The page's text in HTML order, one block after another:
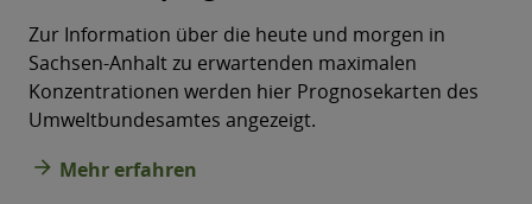
Zur Information über die heute und morgen in
Sachsen-Anhalt zu erwartenden maximalen
Konzentrationen werden hier Prognosekarten des
Umweltbundesamtes angezeigt.
arrow_forward Mehr erfahren